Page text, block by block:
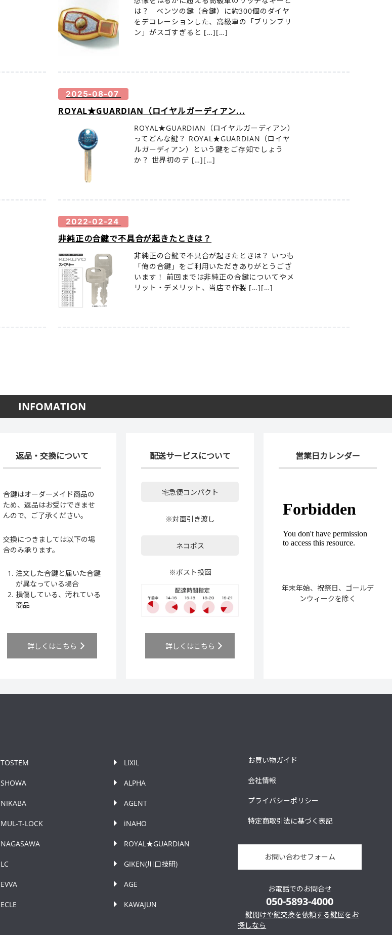
は？ ベンツの鍵（合鍵）に約300個のダイヤ
をデコレーションした、高級車の「ブリンブリ
ン」がスゴすぎると […][…]
2025-08-07
ROYAL★GUARDIAN（ロイヤルガーディアン...
ROYAL★GUARDIAN（ロイヤルガーディアン）
ってどんな鍵？ ROYAL★GUARDIAN（ロイヤ
ルガーディアン）という鍵をご存知でしょう
か？ 世界初のデ […][…]
2022-02-24
非純正の合鍵で不具合が起きたときは？
非純正の合鍵で不具合が起きたときは？ いつも
「俺の合鍵」をご利用いただきありがとうござ
います！ 前回までは非純正の合鍵についてやメ
リット・デメリット、当店で作製 […][…]
INFOMATION
返品・交換について
合鍵はオーダーメイド商品の
ため、返品はお受けできませ
んので、ご了承ください。
交換につきましては以下の場
合のみ承ります。
注文した合鍵と届いた合鍵
が異なっている場合
損傷している、汚れている
商品
詳しくはこちら
配送サービスについて
宅急便コンパクト
※対面引き渡し
ネコポス
※ポスト投函
詳しくはこちら
営業日カレンダー
年末年始、祝祭日、ゴールデ
ンウィークを除く
TOSTEM LIXIL
SHOWA ALPHA
NIKABA AGENT
MUL-T-LOCK iNAHO
NAGASAWA ROYAL★GUARDIAN
LC GIKEN(川口技研)
EVVA AGE
ECLE KAWAJUN
お買い物ガイド
会社情報
プライバシーポリシー
特定商取引法に基づく表記
お問い合わせフォーム
お電話でのお問合せ
050-5893-4000
鍵開けや鍵交換を依頼する鍵屋をお
探しなら